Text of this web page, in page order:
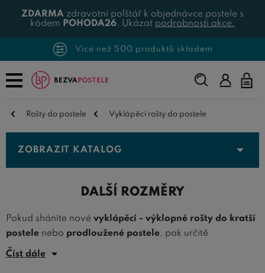
ZDARMA zdravotní polštář k objednávce postele s
kódem POHODA26. Ukázat podrobnosti akce.
Více než 500 produktů skladem
Napište,
co
Rošty do postele Vyklápěcí rošty do postele
ZOBRAZIT KATALOG
DALŠÍ ROZMĚRY
Pokud sháníte nové vyklápěcí - výklopné rošty do kratší
postele nebo prodloužené postele, pak určitě
nepřehlédni toto oddělení. Nabízíme zde další rozměry
Číst dále